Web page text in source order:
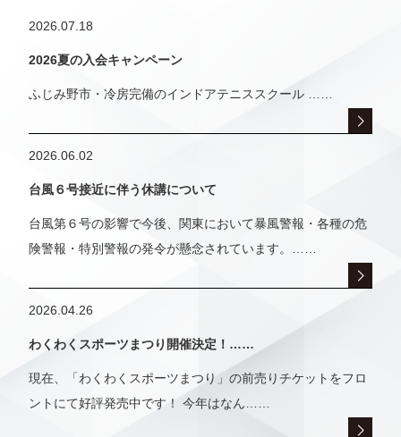
2026.07.18
2026夏の入会キャンペーン
ふじみ野市・冷房完備のインドアテニススクール ……
2026.06.02
台風６号接近に伴う休講について
台風第６号の影響で今後、関東において暴風警報・各種の危
険警報・特別警報の発令が懸念されています。……
2026.04.26
わくわくスポーツまつり開催決定！……
現在、「わくわくスポーツまつり」の前売りチケットをフロ
ントにて好評発売中です！ 今年はなん……